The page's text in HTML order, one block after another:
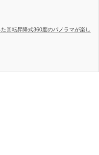
回転昇降式360度のパノラマが楽し